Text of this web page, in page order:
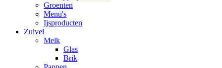
Groenten
Menu's
Ijsproducten
Zuivel
Melk
Glas
Brik